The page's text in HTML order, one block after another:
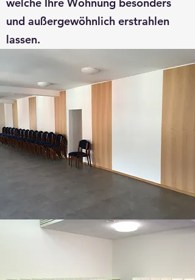
und außergewöhnlich erstrahlen
lassen.